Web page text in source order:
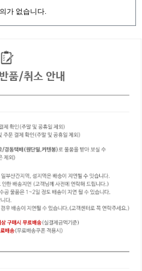
가 없습니다.